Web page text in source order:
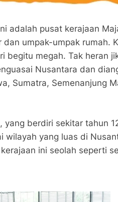
adalah pusat kerajaan
umpak-umpak rumah.
megah. Tak heran
Nusantara dan
Sumatra, Semenanjung
berdiri sekitar tahun
yang luas di
ini seolah seperti